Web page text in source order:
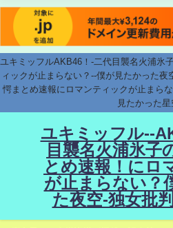
ユキミッフルAKB46！-二代目襲名火浦氷
ィックが止まらない？--僕が見たかった
愕まとめ速報にロマンティックが止まら
見たかった星
ユキミッフル--
目襲名火浦氷子
とめ速報！にロ
が止まらない？
た夜空-独女批